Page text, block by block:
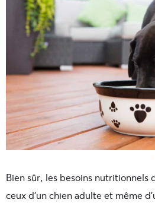
Bien sûr, les besoins nutritionnels
ceux d’un chien adulte et même